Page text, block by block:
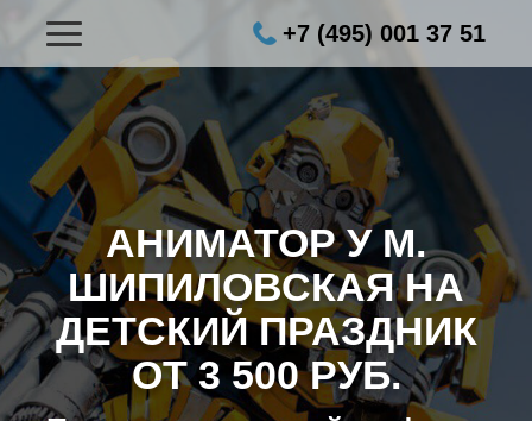
+7 (495) 001 37 51
АНИМАТОР У М.
ШИПИЛОВСКАЯ НА
ДЕТСКИЙ ПРАЗДНИК
ОТ 3 500 РУБ.